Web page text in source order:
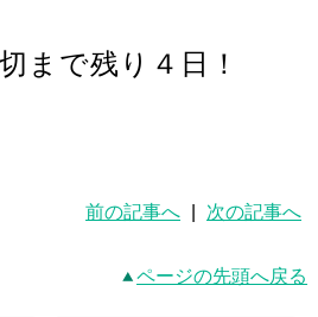
まで残り４日！
前の記事へ 次の記事へ
ページの先頭へ戻る